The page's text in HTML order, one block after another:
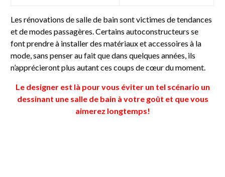
Les rénovations de salle de bain sont victimes de tendances
et de modes passagères. Certains autoconstructeurs se
font prendre à installer des matériaux et accessoires à la
mode, sans penser au fait que dans quelques années, ils
n’apprécieront plus autant ces coups de cœur du moment.
Le designer est là pour vous éviter un tel scénario un
dessinant une salle de bain à votre goût et que vous
aimerez longtemps!